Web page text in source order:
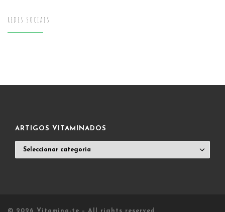
REDES SOCIAIS
ARTIGOS VITAMINADOS
VITAMINADOS